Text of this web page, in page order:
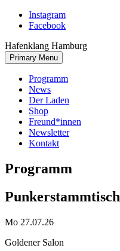
Skip
Instagram
Facebook
Hafenklang Hamburg
Primary Menu
Programm
News
Der Laden
Shop
Freund*innen
Newsletter
Kontakt
Programm
Punkerstammtisch
Mo 27.07.26
Goldener Salon